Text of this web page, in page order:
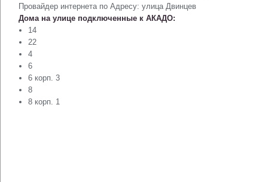
Провайдер интернета по Адресу: улица Двинцев
Дома на улице подключенные к АКАДО:
14
22
4
6
6 корп. 3
8
8 корп. 1